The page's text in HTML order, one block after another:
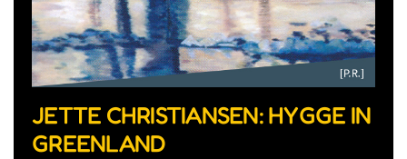
JETTE CHRISTIANSEN: HYGGE IN
GREENLAND